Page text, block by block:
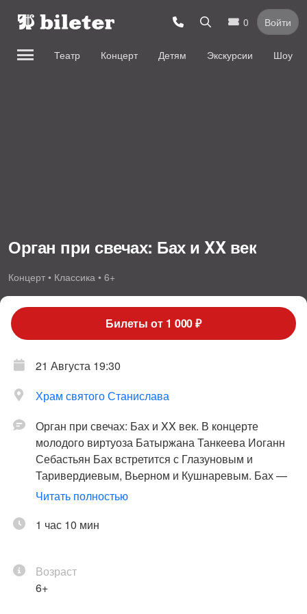
0 Войти
Театр Концерт Детям Экскурсии Шоу
Орган при свечах: Бах и XX век
Концерт • Классика • 6+
Билеты от 1 000 ₽
21 Августа 19:30
Храм святого Станислава
Орган при свечах: Бах и XX век. В концерте
молодого виртуоза Батыржана Танкеева Иоганн
Себастьян Бах встретится с Глазуновым и
Таривердиевым, Вьерном и Кушнаревым. Бах —
вершина немецкого барокко, гений, совместивший
европейского музыкального искусства и
творческие поиски многочисленных музыкантов
разных стран и эпох. В концерте прозвучат
Читать полностью
1 час 10 мин
Возраст
6+